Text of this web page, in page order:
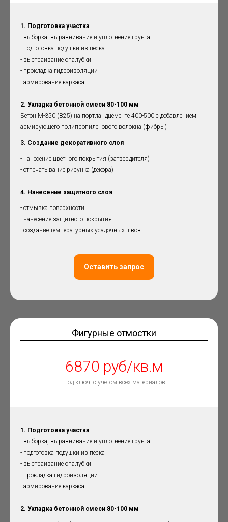
1. Подготовка участка
- выборка, выравнивание и уплотнение грунта
- подготовка подушки из песка
- выстраивание опалубки
- прокладка гидроизоляции
- армирование каркаса
2. Укладка бетонной смеси 80-100 мм
Бетон М-350 (B25) на портландцементе 400-500 с добавлением
армирующего полипропиленового волокна (фибры)
3. Создание декоративного слоя
- нанесение цветного покрытия (затвердителя)
- отпечатывание рисунка (декора)
4. Нанесение защитного слоя
- отмывка поверхности
- нанесение защитного покрытия
- создание температурных усадочных швов
Оставить запрос
Фигурные отмостки
6870 руб/кв.м
Под ключ, с учетом всех материалов
1. Подготовка участка
- выборка, выравнивание и уплотнение грунта
- подготовка подушки из песка
- выстраивание опалубки
- прокладка гидроизоляции
- армирование каркаса
2. Укладка бетонной смеси 80-100 мм